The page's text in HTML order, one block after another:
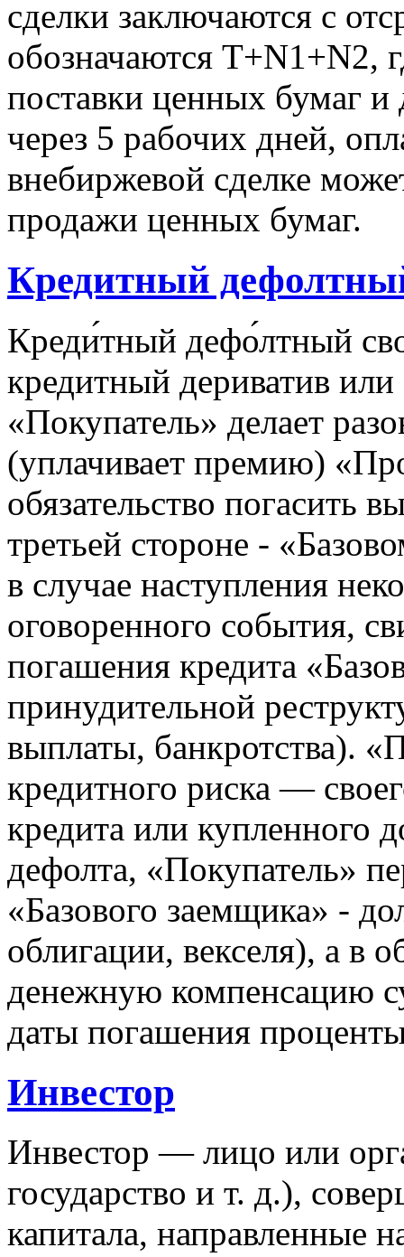
сделки заключаются с
обозначаются T+N1+N2,
поставки ценных бумаг
через 5 рабочих дней,
внебиржевой сделке
продажи ценных бумаг.
Кредитный
Креди́тный дефо́лтный
кредитный дериватив
«Покупатель» делает
(уплачивает премию)
обязательство погасить
третьей стороне -
в случае наступления
оговоренного события,
погашения кредита
принудительной
выплаты, банкротства).
кредитного риска —
кредита или купленного
дефолта, «Покупатель»
«Базового заемщика» -
облигации, векселя), а в
денежную компенсацию
даты погашения
Инвестор
Инвестор — лицо или
государство и т. д.),
капитала, направленные